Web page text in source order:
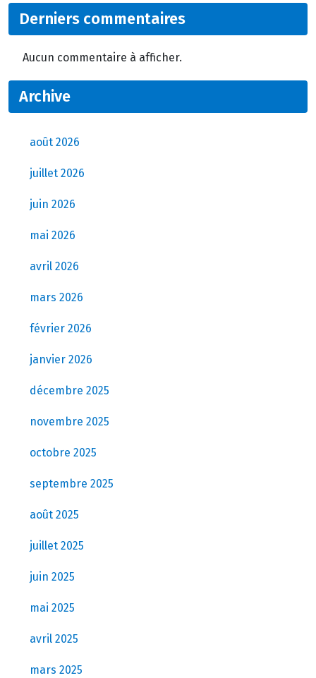
Derniers commentaires
Aucun commentaire à afficher.
Archive
août 2026
juillet 2026
juin 2026
mai 2026
avril 2026
mars 2026
février 2026
janvier 2026
décembre 2025
novembre 2025
octobre 2025
septembre 2025
août 2025
juillet 2025
juin 2025
mai 2025
avril 2025
mars 2025